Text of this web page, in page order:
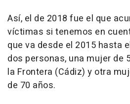
Así, el de 2018 fue el que
víctimas si tenemos en
que va desde el 2015 hasta
dos personas, una mujer de
la Frontera (Cádiz) y otra
de 70 años.